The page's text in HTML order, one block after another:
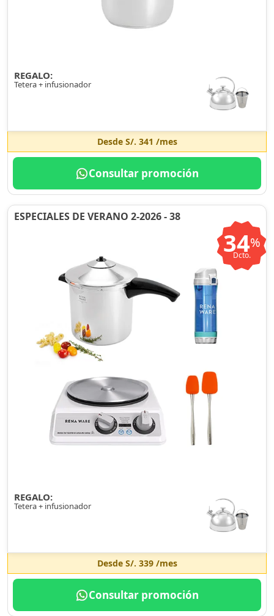
REGALO:
Tetera + infusionador
Desde S/. 341 /mes
Consultar promoción
ESPECIALES DE VERANO 2-2026 - 38
34%
Dcto.
REGALO:
Tetera + infusionador
Desde S/. 339/mes
Consultar promoción